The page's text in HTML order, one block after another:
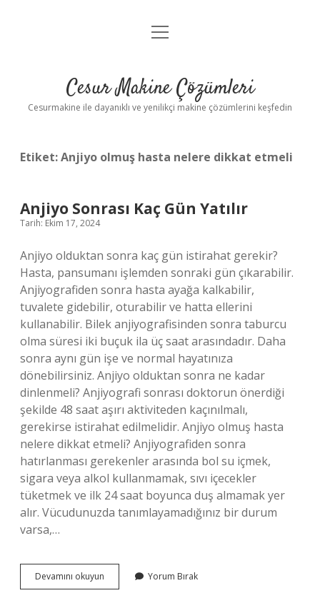
Anasayfa
Yasal Uyarı
menüyü
Cesur Makine Çözümleri
Cesurmakine ile dayanıklı ve yenilikçi makine çözümlerini keşfedin
Etiket:Anjiyo olmuş hasta nelere dikkat etmeli
Anjiyo Sonrası Kaç Gün Yatılır
Tarih: Ekim 17, 2024
Anjiyo olduktan sonra kaç gün istirahat gerekir?
Hasta, pansumanı işlemden sonraki gün çıkarabilir.
Anjiyografiden sonra hasta ayağa kalkabilir,
tuvalete gidebilir, oturabilir ve hatta ellerini
kullanabilir. Bilek anjiyografisinden sonra taburcu
olma süresi iki buçuk ila üç saat arasındadır. Daha
sonra aynı gün işe ve normal hayatınıza
dönebilirsiniz. Anjiyo olduktan sonra ne kadar
dinlenmeli? Anjiyografi sonrası doktorun önerdiği
şekilde 48 saat aşırı aktiviteden kaçınılmalı,
gerekirse istirahat edilmelidir. Anjiyo olmuş hasta
nelere dikkat etmeli? Anjiyografiden sonra
hatırlanması gerekenler arasında bol su içmek,
sigara veya alkol kullanmamak, sıvı içecekler
tüketmek ve ilk 24 saat boyunca duş almamak yer
alır. Vücudunuzda tanımlayamadığınız bir durum
varsa,…
Devamını okuyun
Sonrası
Yorum Bırak